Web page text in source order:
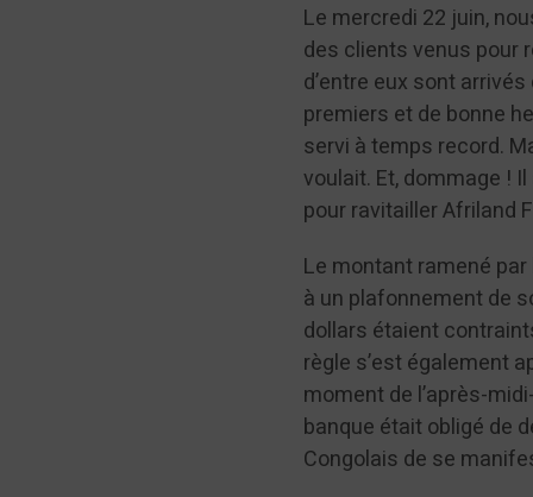
Le mercredi 22 juin,
des clients venus pour
d’entre eux sont
premiers et de bonne
servi à temps record.
voulait. Et, dommage !
pour ravitailler Afriland
Le montant ramené
à un plafonnement de
dollars étaient
règle s’est également
moment de l’après-
banque était obligé de
Congolais de se